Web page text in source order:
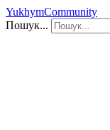
YukhymCommunity
Пошук...